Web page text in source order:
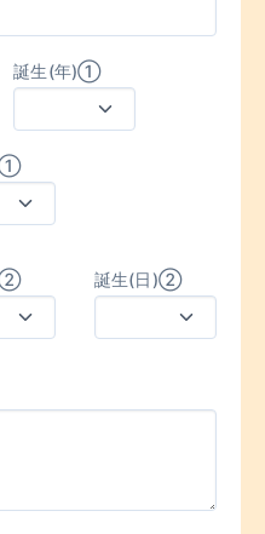
誕生(年)①
誕生(日)②